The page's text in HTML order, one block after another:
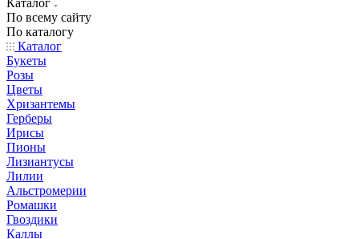
Каталог
По всему сайту
По каталогу
Каталог
Букеты
Розы
Цветы
Хризантемы
Герберы
Ирисы
Пионы
Лизиантусы
Лилии
Альстромерии
Ромашки
Гвоздики
Каллы